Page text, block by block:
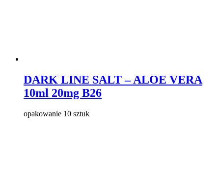
DARK LINE SALT – ALOE VERA
10ml 20mg B26
opakowanie 10 sztuk